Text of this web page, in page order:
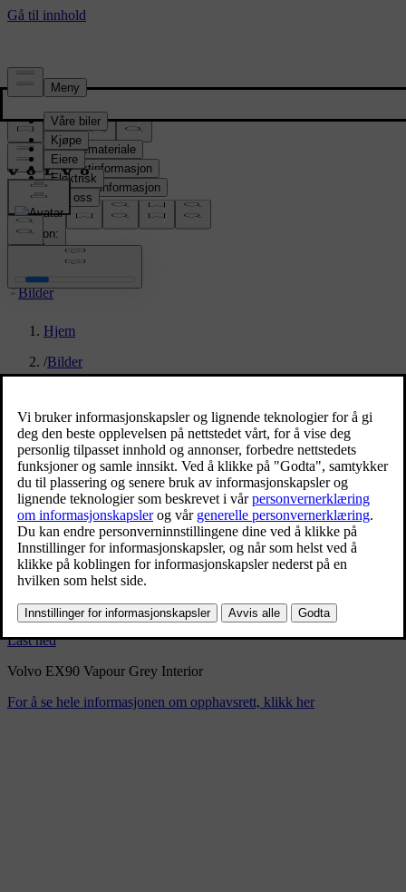
Presserom
Pressemateriale
Produktinformasjon
Selskapsinformasjon
Mediekontakter
location:
NO
Bilder
Hjem
/Bilder
Volvo EX90 Vapour Grey
Interior
9/3/2024
Bokmerke
Del
Last ned
Volvo EX90 Vapour Grey Interior
For å se hele informasjonen om opphavsrett, klikk her